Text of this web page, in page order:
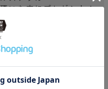
いた方にプレゼント！
となります。
送される場合があります。
ださい。